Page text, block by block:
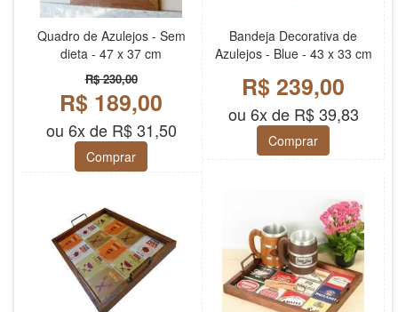
Quadro de Azulejos - Sem
dieta - 47 x 37 cm
R$ 230,00
R$ 189,00
ou 6x de R$ 31,50
Comprar
Bandeja Decorativa de
Azulejos - Blue - 43 x 33 cm
R$ 239,00
ou 6x de R$ 39,83
Comprar